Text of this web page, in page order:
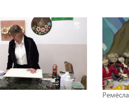
Ремёсла